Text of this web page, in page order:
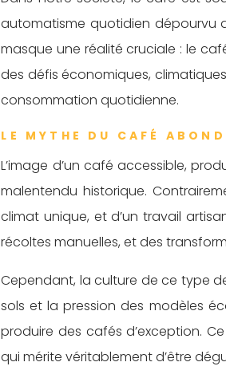
automatisme quotidien dépourvu
masque une réalité cruciale : le
des défis économiques,
consommation quotidienne.
LE MYTHE DU CAFÉ
L’image d’un café accessible,
malentendu historique.
climat unique, et d’un travail
récoltes manuelles, et des
Cependant, la culture de ce type
sols et la pression des modèles
produire des cafés d’exception.
qui mérite véritablement d’être